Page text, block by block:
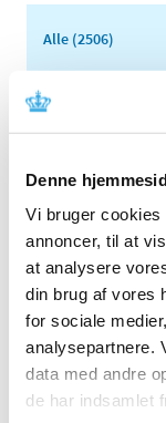
Denne
Vi bruger
annoncer, til at
at analysere
din brug af vores
for sociale
analysepartnere.
data med andre
de har indsamlet
Alle (2506)
TID
2026 (84)
2025 (158)
2024 (224)
2022 (197)
2021 (516)
december (50)
november (51)
oktober (45)
september (57)
august (33)